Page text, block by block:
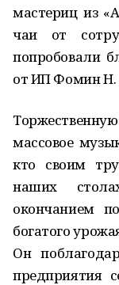
мастериц из
чаи от
попробовали
от ИП Фомин Н.
массовое
кто своим
наших
окончанием
богатого
Он
предприятия